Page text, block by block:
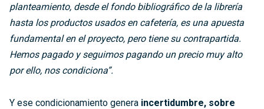
planteamiento, desde el fondo bibliográfico de la librería
hasta los productos usados en cafetería, es una apuesta
fundamental en el proyecto, pero tiene su contrapartida.
Hemos pagado y seguimos pagando un precio muy alto
por ello, nos condiciona”.
Y ese condicionamiento genera incertidumbre, sobre